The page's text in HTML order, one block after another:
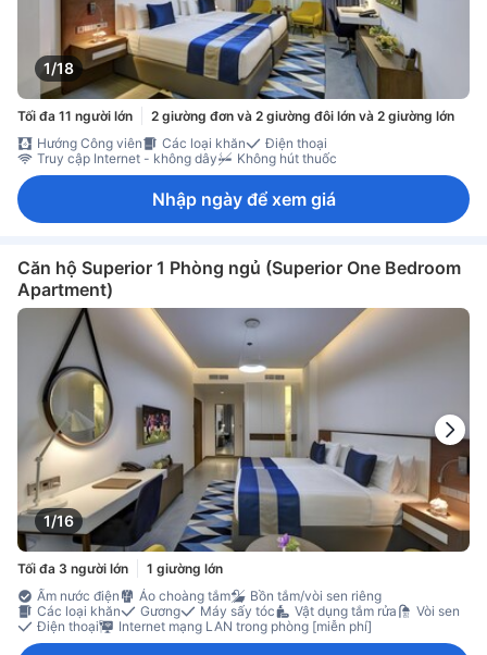
1/18
Tối đa 11 người lớn
2 giường đơn và 2 giường đôi lớn và 2 giường lớn
Hướng Công viên
Các loại khăn
Điện thoại
Truy cập Internet - không dây
Không hút thuốc
Nhập ngày để xem giá
Căn hộ Superior 1 Phòng ngủ (Superior One Bedroom
Apartment)
1/16
Tối đa 3 người lớn
1 giường lớn
Ấm nước điện
Áo choàng tắm
Bồn tắm/vòi sen riêng
Các loại khăn
Gương Máy sấy tóc Vật dụng tắm rửa
Vòi sen
Điện thoại
Internet mạng LAN trong phòng [miễn phí]